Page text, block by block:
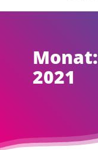
Monat:
2021